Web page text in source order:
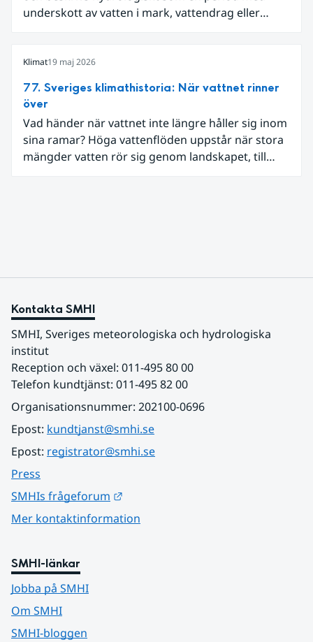
underskott av vatten i mark, vattendrag eller
markfukt och flöden.
Klimat19 maj 2026
77. Sveriges klimathistoria: När vattnet rinner
över
Vad händer när vattnet inte längre håller sig inom
sina ramar? Höga vattenflöden uppstår när stora
mängder vatten rör sig genom landskapet, till
Kontakta SMHI
SMHI, Sveriges meteorologiska och hydrologiska
institut
Reception och växel: 011-495 80 00
Telefon kundtjänst: 011-495 82 00
Organisationsnummer: 202100-0696
Epost: kundtjanst@smhi.se
Epost: registrator@smhi.se
Press
SMHIs frågeforum
Mer kontaktinformation
SMHI-länkar
Jobba på SMHI
Om SMHI
SMHI-bloggen